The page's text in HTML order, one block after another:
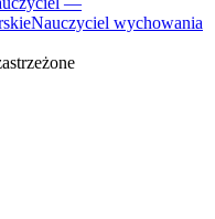
Nauczyciel wychowania